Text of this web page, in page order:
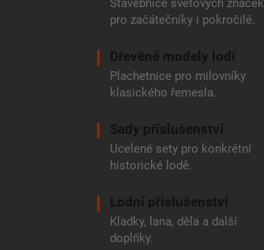
Stavebnice světových značek
pro začátečníky i pokročilé.
Dřevěné modely lodí
Plachetnice pro milovníky
klasického řemesla.
Sady příslušenství
Ucelené sety pro konkrétní
historické lodě.
Lodní příslušenství
Kladky, lana, děla a další
doplňky.